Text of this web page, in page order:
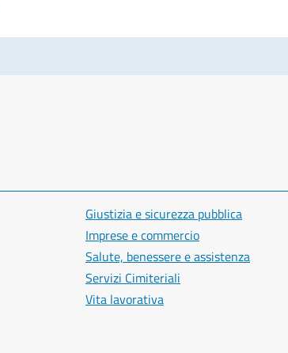
Giustizia e sicurezza pubblica
Imprese e commercio
Salute, benessere e assistenza
Servizi Cimiteriali
Vita lavorativa